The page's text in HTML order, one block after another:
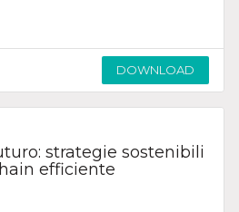
DOWNLOAD
strategie sostenibili
efficiente